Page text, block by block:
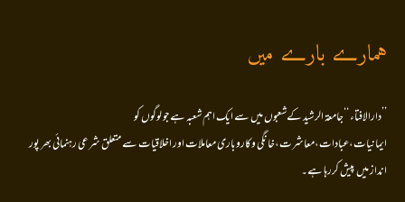
ہمارے بارے میں
’’دارالافتاء ‘‘جامعۃ الرشید کےشعبوں میں سے ایک اہم شعبہ ہے جو لوگوں کو
ایمانیات،عبادات،معاشرت،خانگی وکاروباری معاملات اور اخلاقیات سے متعلق شرعی رہنمائی بھر پور
انداز میں پیش کررہا ہے۔